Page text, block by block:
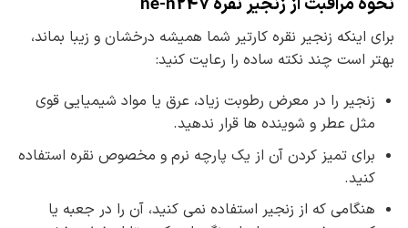
برای اینکه زنجیر نقره کارتیر شما همیشه درخشان و زیبا بماند،
بهتر است چند نکته ساده را رعایت کنید:
زنجیر را در معرض رطوبت زیاد، عرق یا مواد شیمیایی قوی
مثل عطر و شوینده ها قرار ندهید.
برای تمیز کردن آن از یک پارچه نرم و مخصوص نقره استفاده
کنید.
هنگامی که از زنجیر استفاده نمی کنید، آن را در جعبه یا